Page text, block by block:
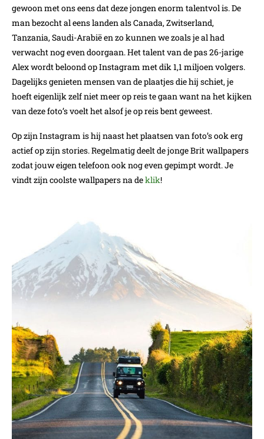
gewoon met ons eens dat deze jongen enorm talentvol is. De
man bezocht al eens landen als Canada, Zwitserland,
Tanzania, Saudi-Arabië en zo kunnen we zoals je al had
verwacht nog even doorgaan. Het talent van de pas 26-jarige
Alex wordt beloond op Instagram met dik 1,1 miljoen volgers.
Dagelijks genieten mensen van de plaatjes die hij schiet, je
hoeft eigenlijk zelf niet meer op reis te gaan want na het kijken
van deze foto’s voelt het alsof je op reis bent geweest.
Op zijn Instagram is hij naast het plaatsen van foto’s ook erg
actief op zijn stories. Regelmatig deelt de jonge Brit wallpapers
zodat jouw eigen telefoon ook nog even gepimpt wordt. Je
vindt zijn coolste wallpapers na deklik!